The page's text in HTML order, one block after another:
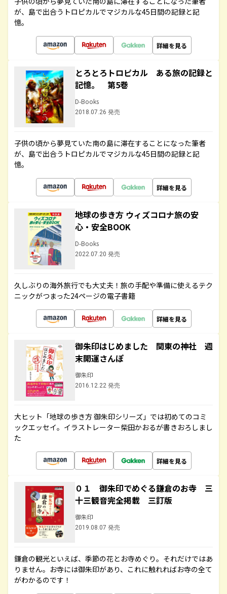
が、島で出合うトロピカルでマジカルな45日間の記録と記
憶。
詳細を見る
とろとろトロピカル ある旅の記録と
記憶。 第5巻
D-Books
2018.07.26 発売
子供の頃から夢見ていた南の島に滞在することになった筆者
が、島で出合うトロピカルでマジカルな45日間の記録と記
憶。
詳細を見る
地球の歩き方 ウィズコロナ旅の安
心・安全BOOK
D-Books
2022.07.20 発売
久しぶりの海外旅行でも大丈夫！旅の手配や準備に使えるテク
ニックがつまった24ページの電子書籍
詳細を見る
御朱印はじめました 関東の神社 週
末開運さんぽ
御朱印
2016.12.22 発売
大ヒット「地球の歩き方 御朱印シリーズ」では初めてのコミ
ックエッセイ。イラストレーター柴田かおるが書きおろしまし
た
詳細を見る
０１ 御朱印でめぐる鎌倉のお寺 三
十三観音完全掲載 三訂版
御朱印
2019.08.07 発売
鎌倉の観光といえば、季節の花とお寺めぐり。それだけではあ
りません。お寺には御朱印があり、これに触れればお寺の全て
がわかるのです！